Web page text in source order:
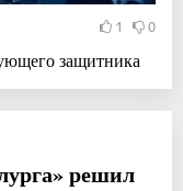
1 0
защитника
решил